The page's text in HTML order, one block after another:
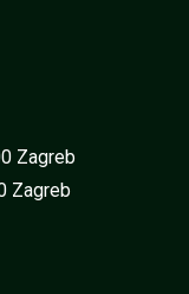
Zagreb
Zagreb